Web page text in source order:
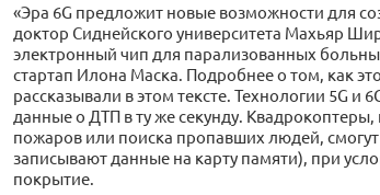
«Эра 6G предложит новые возможности для
доктор Сиднейского университета Махьяр
электронный чип для парализованных
стартап Илона Маска. Подробнее о том, как
рассказывали в этом тексте. Технологии 5G
данные о ДТП в ту же секунду.
пожаров или поиска пропавших людей,
записывают данные на карту памяти), при
покрытие.